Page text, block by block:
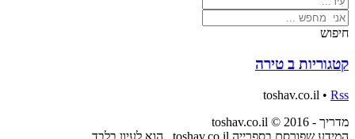
חיפוש
קטגוריות ב טירה
toshav.co.il • Rss
מדריך - toshav.co.il © 2016
המידע שפורסם בספרייה toshav.co.il , הוא לעיון בלבד.